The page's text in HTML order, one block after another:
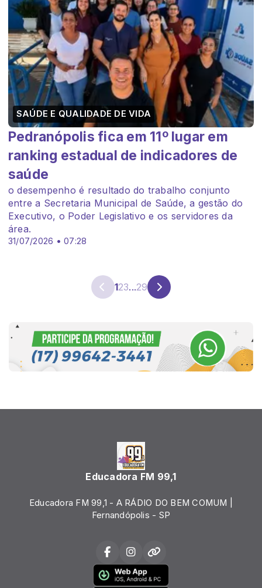
SAÚDE E QUALIDADE DE VIDA
31/07/2026 • 07:28
Pedranópolis fica em 11º lugar em
ranking estadual de indicadores de
saúde
o desempenho é resultado do trabalho conjunto
entre a Secretaria Municipal de Saúde, a gestão do
Executivo, o Poder Legislativo e os servidores da
área.
123...29
Educadora FM 99,1
Educadora FM 99,1 - A RÁDIO DO BEM COMUM |
Fernandópolis - SP